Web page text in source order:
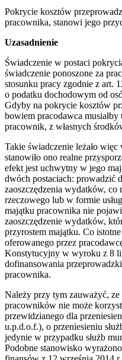
Pokrycie kosztów
pracownika, stanowi jego
Uzasadnienie
Świadczenie w postaci
świadczenie ponoszone za
stosunku pracy zgodnie z art.
o podatku dochodowym od
Gdyby na pokrycie kosztów
bowiem pracodawca
pracownik, z własnych
Takie świadczenie leżało
stanowiło ono realne
efekt jest uchwytny w jego
dwóch postaciach: prowadzić
zaoszczędzenia wydatków, co
rzeczowego lub w formie
majątku pracownika nie
zaoszczędzenie wydatków,
przyrostem majątku. Co
oferowanego przez
Konstytucyjny w wyroku z 8
dofinansowania
pracownika.
Należy przy tym zauważyć,
pracowników nie może
przewidzianego dla
u.p.d.o.f.), o przeniesieniu
jedynie w przypadku służb
Podobne stanowisko